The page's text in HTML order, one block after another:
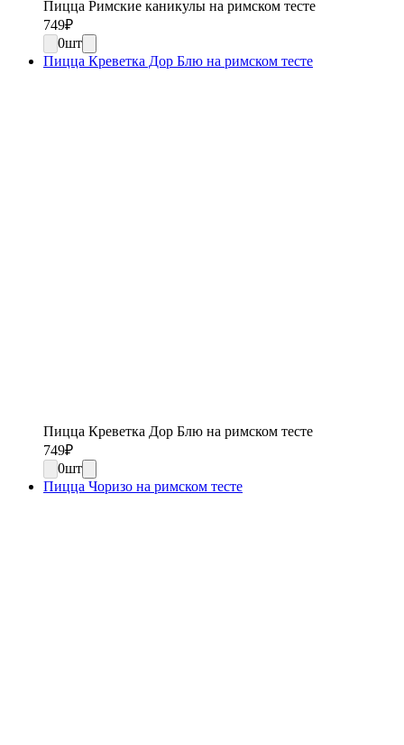
Пицца Римские каникулы на римском тесте
749₽
0шт
Пицца Креветка Дор Блю на римском тесте
Пицца Креветка Дор Блю на римском тесте
749₽
0шт
Пицца Чоризо на римском тесте